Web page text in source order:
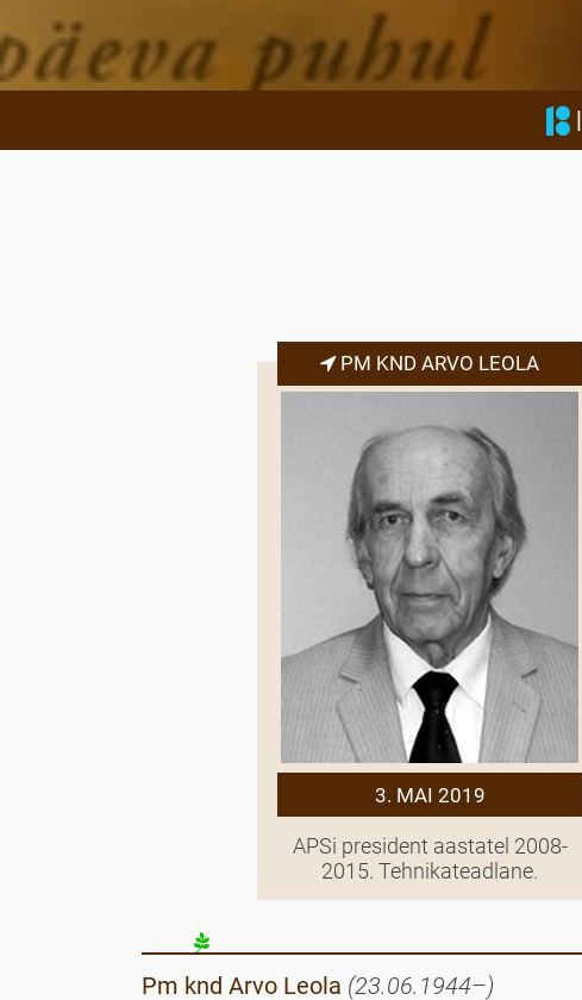
|
PM KND ARVO LEOLA
3. MAI 2019
APSi president aastatel 2008-
2015. Tehnikateadlane.
Pm knd Arvo Leola (23.06.1944–)